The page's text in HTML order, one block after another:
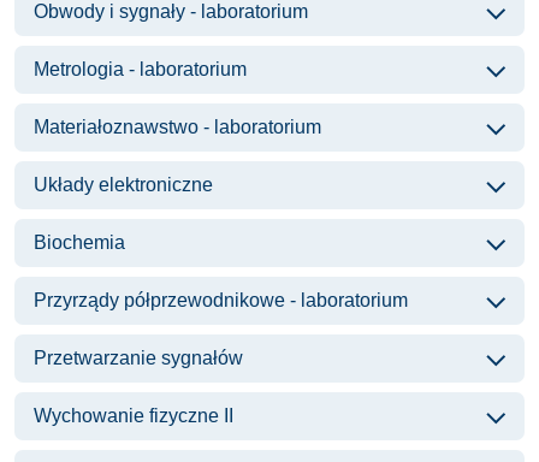
Obwody i sygnały - laboratorium
Metrologia - laboratorium
Materiałoznawstwo - laboratorium
Układy elektroniczne
Biochemia
Przyrządy półprzewodnikowe - laboratorium
Przetwarzanie sygnałów
Wychowanie fizyczne II